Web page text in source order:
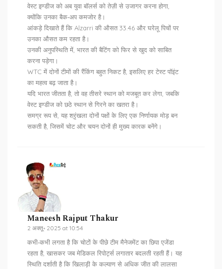
वेस्ट इण्डीज को अब युवा बॉलर्स को तेज़ी से उजागर करना होगा,
क्योंकि उनका बैक‑अप कमजोर है।
आंकड़े दिखाते हैं कि Alzarri की औसत 33.46 और घरेलू पिचों पर
उनका औसत कम रहता है।
उनकी अनुपस्थिति में, भारत की बैटिंग को फिर से खुद को साबित
करना पड़ेगा।
WTC में दोनों टीमों की रैंकिंग बहुत निकट है, इसलिए हर टेस्ट पॉइंट
का महत्व बढ़ जाता है।
यदि भारत जीतता है, तो वह तीसरे स्थान को मजबूत कर लेगा, जबकि
वेस्ट इण्डीज को छठे स्थान से गिरने का खतरा है।
समग्र रूप से, यह श्रृंखला दोनों पक्षों के लिए एक निर्णायक मोड़ बन
सकती है, जिसमें चोट और चयन दोनों ही मुख्य कारक बनेंगे।
Maneesh Rajput Thakur
2 अक्तू॰ 2025 at 10:54
कभी‑कभी लगता है कि चोटों के पीछे टीम मैनेजमेंट का छिपा एजेंडा
रहता है, खासकर जब मेडिकल रिपोर्ट्स लगातार बदलती रहती हैं। यह
स्थिति दर्शाती है कि खिलाड़ी के कल्याण से अधिक जीत की लालसा